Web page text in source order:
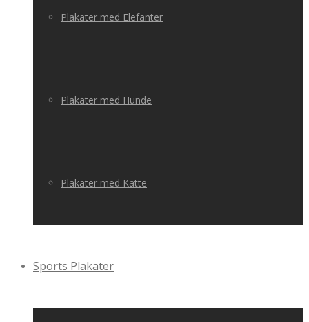
Plakater med Elefanter
Plakater med Hunde
Plakater med Katte
Sports Plakater